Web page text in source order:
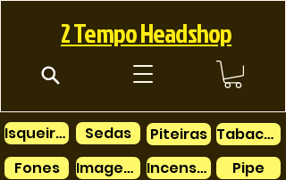
2 Tempo Headshop
Isqueiros
Fones
Sedas
Imagens
Piteiras
Tabacos
Incensos
Pipe